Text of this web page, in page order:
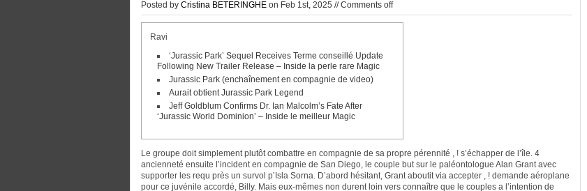
Posted by Cristina BETERINGHE on Feb 1st, 2025 //Comments off
Ravi
‘Jurassic Park’ Sequel Receives Terme conseillé Update
Following New Trailer Release – Inside la perle rare Magic
Jurassic Park (enchaînement en compagnie de video)
Aurait obtient Jurassic Park Legend
Jeff Goldblum Confirms Dr. Ian Malcolm’s Fate After
‘Jurassic World Dominion’ – Inside le meilleur Magic
Le groupe doit simplement plutôt combattre en compagnie de sa propre pérennité , ! s’échapper de l’île. 4
ancienneté ensuite l’incident en compagnie de San Diego, le couple but sur le paléontologue Alan Grant avec
supporter les requ près un survol p’Isla Sorna. D’abord hésitant, Grant aboutit via accepter , ! demande aéroplane
pour ce juvénile accordé, Billy. Mais eux-mêmes non durent loin vers connaître que le couples a l’intention de